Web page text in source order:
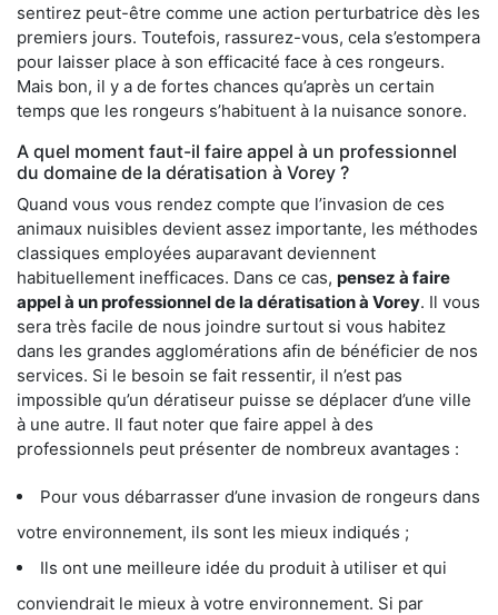
sentirez peut-être comme une action perturbatrice dès les
premiers jours. Toutefois, rassurez-vous, cela s’estompera
pour laisser place à son efficacité face à ces rongeurs.
Mais bon, il y a de fortes chances qu’après un certain
temps que les rongeurs s’habituent à la nuisance sonore.
A quel moment faut-il faire appel à un professionnel
du domaine de la dératisation à Vorey ?
Quand vous vous rendez compte que l’invasion de ces
animaux nuisibles devient assez importante, les méthodes
classiques employées auparavant deviennent
habituellement inefficaces. Dans ce cas, pensez à faire
appel à un professionnel de la dératisation à Vorey. Il vous
sera très facile de nous joindre surtout si vous habitez
dans les grandes agglomérations afin de bénéficier de nos
services. Si le besoin se fait ressentir, il n’est pas
impossible qu’un dératiseur puisse se déplacer d’une ville
à une autre. Il faut noter que faire appel à des
professionnels peut présenter de nombreux avantages :
Pour vous débarrasser d’une invasion de rongeurs dans
votre environnement, ils sont les mieux indiqués ;
Ils ont une meilleure idée du produit à utiliser et qui
conviendrait le mieux à votre environnement. Si par